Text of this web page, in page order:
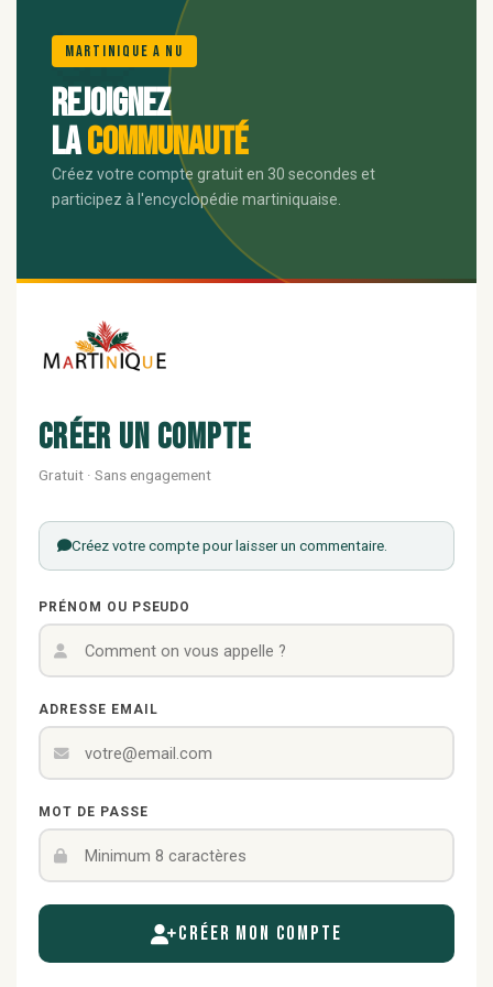
🌺
Martinique A Nu
Rejoignez
lacommunauté
Créez votre compte gratuit en 30 secondes et
participez à l'encyclopédie martiniquaise.
Créer un compte
Gratuit · Sans engagement
Créez votre compte pour laisser un commentaire.
PRÉNOM OU PSEUDO
ADRESSE EMAIL
MOT DE PASSE
Créer mon compte